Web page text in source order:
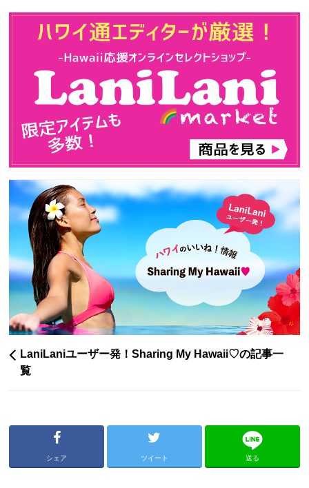
LaniLaniユーザー発！Sharing My Hawaii♡の記事一
覧
シェア ツイート 送る